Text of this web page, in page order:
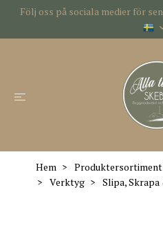
Följ oss på sociala medier för
Hem Produktersortiment
Verktyg
Slipa,